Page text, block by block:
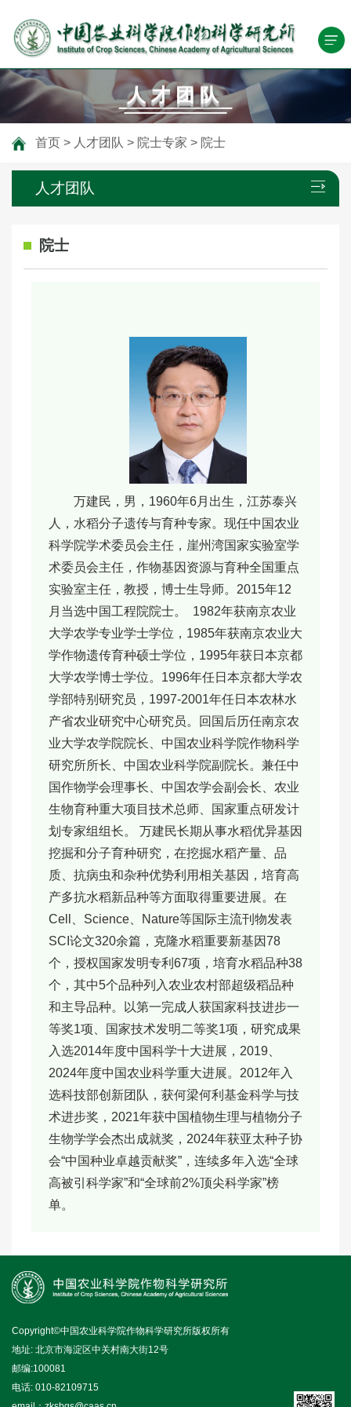
人才团队
首页 > 人才团队 > 院士专家 > 院士
人才团队
院士
万建民，男，1960年6月出生，江苏泰兴
人，水稻分子遗传与育种专家。现任中国农业
科学院学术委员会主任，崖州湾国家实验室学
术委员会主任，作物基因资源与育种全国重点
实验室主任，教授，博士生导师。2015年12
月当选中国工程院院士。 1982年获南京农业
大学农学专业学士学位，1985年获南京农业大
学作物遗传育种硕士学位，1995年获日本京都
大学农学博士学位。1996年任日本京都大学农
学部特别研究员，1997-2001年任日本农林水
产省农业研究中心研究员。回国后历任南京农
业大学农学院院长、中国农业科学院作物科学
研究所所长、中国农业科学院副院长。兼任中
国作物学会理事长、中国农学会副会长、农业
生物育种重大项目技术总师、国家重点研发计
划专家组组长。 万建民长期从事水稻优异基因
挖掘和分子育种研究，在挖掘水稻产量、品
质、抗病虫和杂种优势利用相关基因，培育高
产多抗水稻新品种等方面取得重要进展。在
Cell、Science、Nature等国际主流刊物发表
SCI论文320余篇，克隆水稻重要新基因78
个，授权国家发明专利67项，培育水稻品种38
个，其中5个品种列入农业农村部超级稻品种
和主导品种。以第一完成人获国家科技进步一
等奖1项、国家技术发明二等奖1项，研究成果
入选2014年度中国科学十大进展，2019、
2024年度中国农业科学重大进展。2012年入
选科技部创新团队，获何梁何利基金科学与技
术进步奖，2021年获中国植物生理与植物分子
生物学学会杰出成就奖，2024年获亚太种子协
会“中国种业卓越贡献奖”，连续多年入选“全球
高被引科学家”和“全球前2%顶尖科学家”榜
单。
Copyright©中国农业科学院作物科学研究所版权所有
地址: 北京市海淀区中关村南大街12号
邮编:100081
电话: 010-82109715